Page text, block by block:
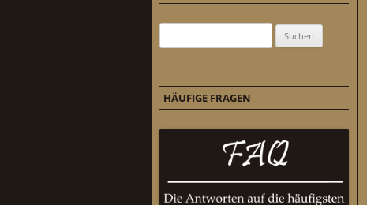
HÄUFIGE FRAGEN